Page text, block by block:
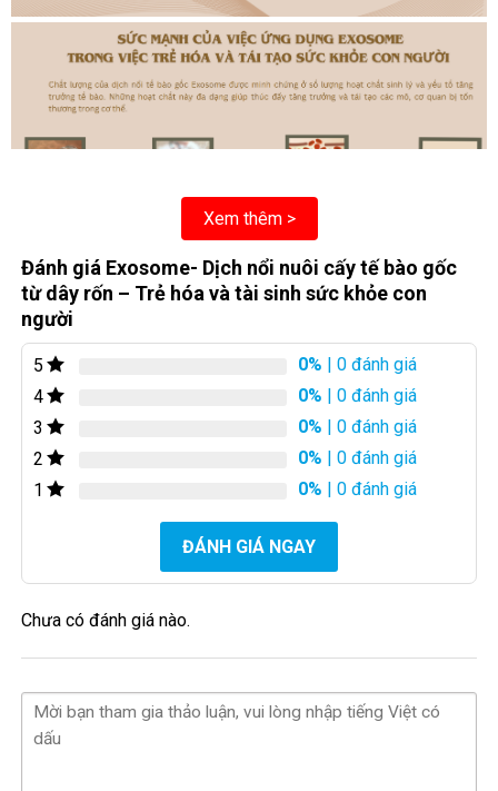
Xem thêm >
Đánh giá Exosome- Dịch nổi nuôi cấy tế bào gốc
từ dây rốn – Trẻ hóa và tài sinh sức khỏe con
người
5 0% | 0 đánh giá
4
0% | 0 đánh giá
3
0% | 0 đánh giá
2
0% | 0 đánh giá
1
0% | 0 đánh giá
ĐÁNH GIÁ NGAY
Chưa có đánh giá nào.